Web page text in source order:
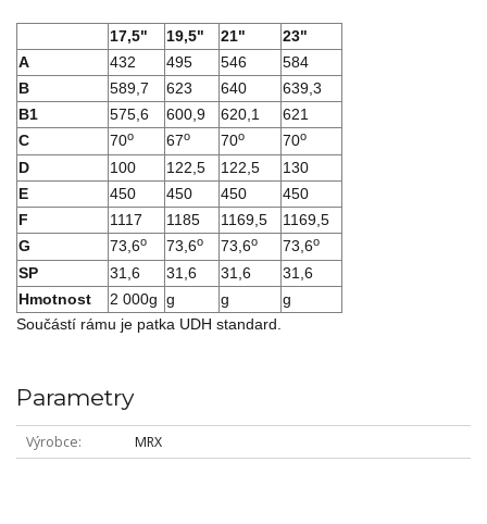
17,5" 19,5" 21"
23"
A
432 495 546
584
B
589,7 623 640
639,3
B1
575,6 600,9 620,1
621
C
70o 67o 70o 70o
D 100 122,5 122,5
130
E
450 450 450
450
F
1117 1185 1169,5
1169,5
G
73,6o 73,6o 73,6o 73,6o
SP 31,6 31,6 31,6
31,6
Hmotnost
2 000g g g
g
Součástí rámu je patka UDH standard.
Parametry
Výrobce MRX